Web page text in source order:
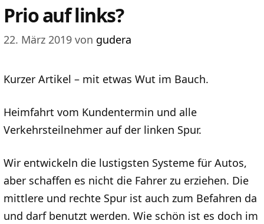
Prio auf links?
22. März 2019 von gudera
Kurzer Artikel – mit etwas Wut im Bauch.
Heimfahrt vom Kundentermin und alle
Verkehrsteilnehmer auf der linken Spur.
Wir entwickeln die lustigsten Systeme für Autos,
aber schaffen es nicht die Fahrer zu erziehen. Die
mittlere und rechte Spur ist auch zum Befahren da
und darf benutzt werden. Wie schön ist es doch im